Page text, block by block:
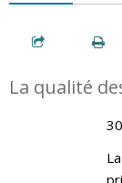
La qualité